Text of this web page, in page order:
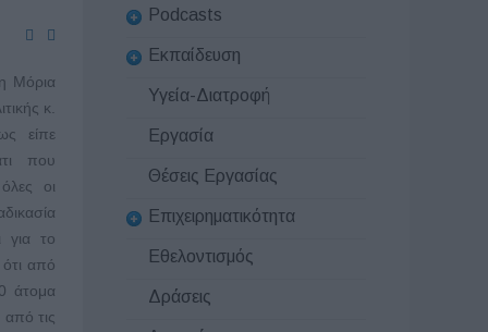
Μόρια
κ.
είπε
που
οι
για το
από
άτομα
τις
Podcasts
Εκπαίδευση
Υγεία-Διατροφή
Εργασία
Θέσεις Εργασίας
Επιχειρηματικότητα
Εθελοντισμός
Δράσεις